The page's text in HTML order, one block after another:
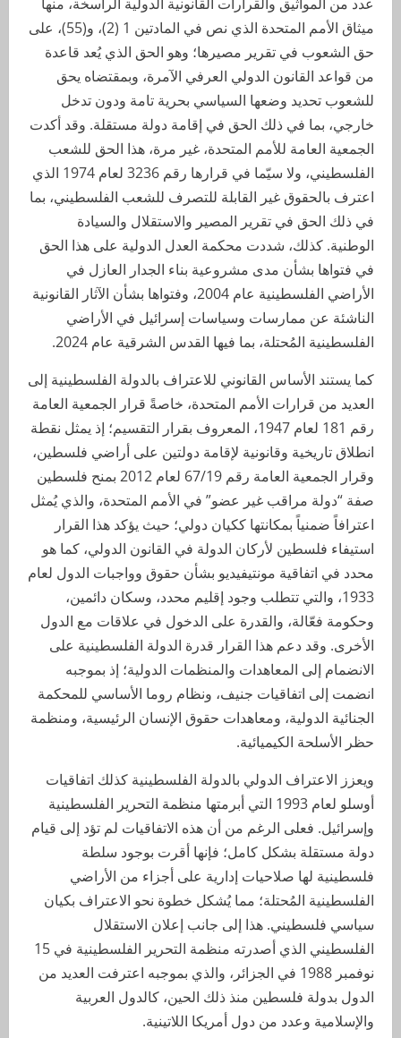
ميثاق الأمم المتحدة الذي نص في المادتين 1 (2)، و(55)، على
حق الشعوب في تقرير مصيرها؛ وهو الحق الذي يُعد قاعدة
من قواعد القانون الدولي العرفي الآمرة، وبمقتضاه يحق
للشعوب تحديد وضعها السياسي بحرية تامة ودون تدخل
خارجي، بما في ذلك الحق في إقامة دولة مستقلة. وقد أكدت
الجمعية العامة للأمم المتحدة، غير مرة، هذا الحق للشعب
الفلسطيني، ولا سيّما في قرارها رقم 3236 لعام 1974 الذي
اعترف بالحقوق غير القابلة للتصرف للشعب الفلسطيني، بما
في ذلك الحق في تقرير المصير والاستقلال والسيادة
الوطنية. كذلك، شددت محكمة العدل الدولية على هذا الحق
في فتواها بشأن مدى مشروعية بناء الجدار العازل في
الأراضي الفلسطينية عام 2004، وفتواها بشأن الآثار القانونية
الناشئة عن ممارسات وسياسات إسرائيل في الأراضي
الفلسطينية المُحتلة، بما فيها القدس الشرقية عام 2024.
كما يستند الأساس القانوني للاعتراف بالدولة الفلسطينية إلى
العديد من قرارات الأمم المتحدة، خاصةً قرار الجمعية العامة
رقم 181 لعام 1947، المعروف بقرار التقسيم؛ إذ يمثل نقطة
انطلاق تاريخية وقانونية لإقامة دولتين على أراضي فلسطين،
وقرار الجمعية العامة رقم 67/19 لعام 2012 بمنح فلسطين
صفة “دولة مراقب غير عضو” في الأمم المتحدة، والذي يُمثل
اعترافاً ضمنياً بمكانتها ككيان دولي؛ حيث يؤكد هذا القرار
استيفاء فلسطين لأركان الدولة في القانون الدولي، كما هو
محدد في اتفاقية مونتيفيديو بشأن حقوق وواجبات الدول لعام
1933، والتي تتطلب وجود إقليم محدد، وسكان دائمين،
وحكومة فعّالة، والقدرة على الدخول في علاقات مع الدول
الأخرى. وقد دعم هذا القرار قدرة الدولة الفلسطينية على
الانضمام إلى المعاهدات والمنظمات الدولية؛ إذ بموجبه
انضمت إلى اتفاقيات جنيف، ونظام روما الأساسي للمحكمة
الجنائية الدولية، ومعاهدات حقوق الإنسان الرئيسية، ومنظمة
حظر الأسلحة الكيميائية.
ويعزز الاعتراف الدولي بالدولة الفلسطينية كذلك اتفاقيات
أوسلو لعام 1993 التي أبرمتها منظمة التحرير الفلسطينية
وإسرائيل. فعلى الرغم من أن هذه الاتفاقيات لم تؤد إلى قيام
دولة مستقلة بشكل كامل؛ فإنها أقرت بوجود سلطة
فلسطينية لها صلاحيات إدارية على أجزاء من الأراضي
الفلسطينية المُحتلة؛ مما يُشكل خطوة نحو الاعتراف بكيان
سياسي فلسطيني. هذا إلى جانب إعلان الاستقلال
الفلسطيني الذي أصدرته منظمة التحرير الفلسطينية في 15
نوفمبر 1988 في الجزائر، والذي بموجبه اعترفت العديد من
الدول بدولة فلسطين منذ ذلك الحين، كالدول العربية
والإسلامية وعدد من دول أمريكا اللاتينية.